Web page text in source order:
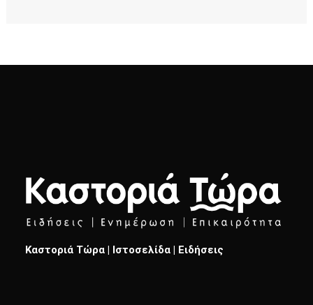
Καστοριά Τώρα | Ιστοσελίδα | Ειδήσεις